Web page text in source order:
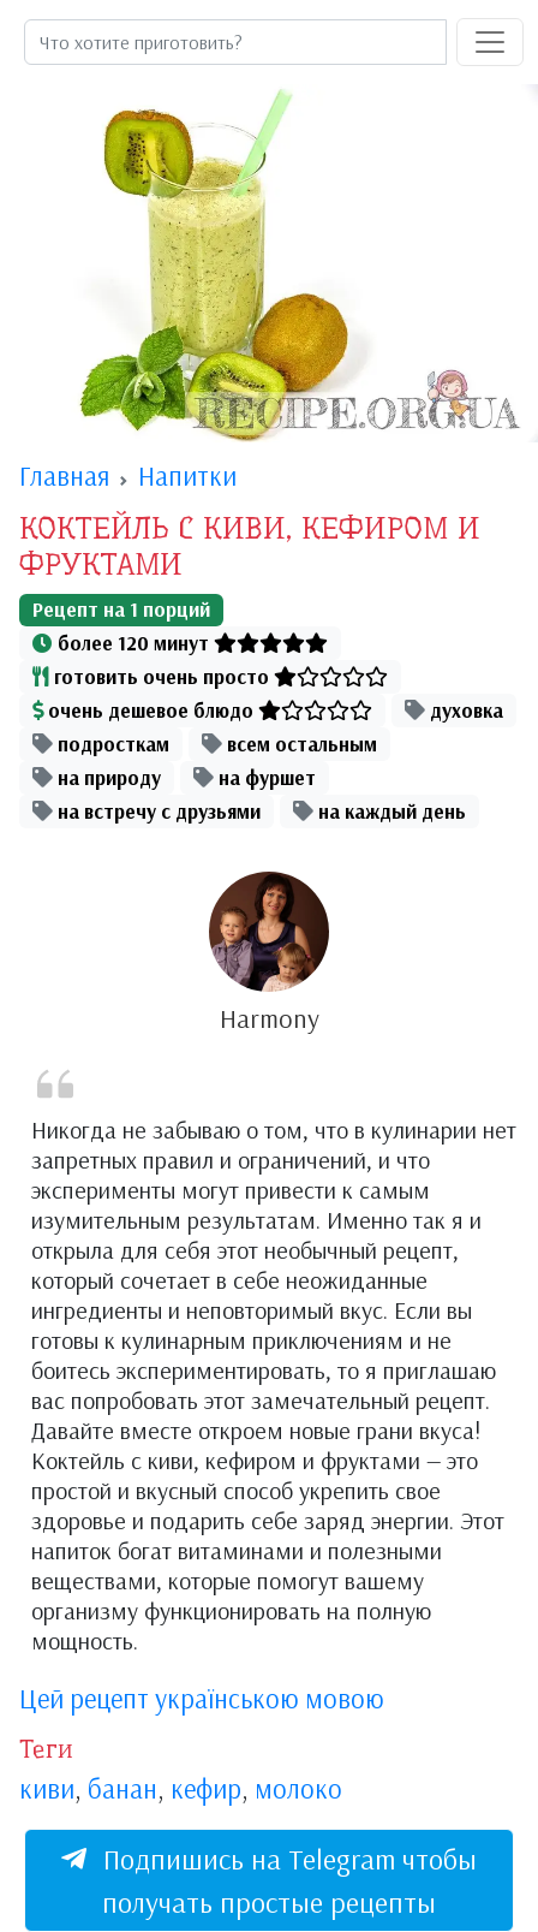
Главная Напитки
КОКТЕЙЛЬ С КИВИ, КЕФИРОМ И
ФРУКТАМИ
Рецепт на 1 порций
более 120 минут
готовить очень просто
очень дешевое блюдо
духовка
подросткам
всем остальным
на природу
на фуршет
на встречу с друзьями
на каждый день
Harmony
Никогда не забываю о том, что в кулинарии нет
запретных правил и ограничений, и что
эксперименты могут привести к самым
изумительным результатам. Именно так я и
открыла для себя этот необычный рецепт,
который сочетает в себе неожиданные
ингредиенты и неповторимый вкус. Если вы
готовы к кулинарным приключениям и не
боитесь экспериментировать, то я приглашаю
вас попробовать этот замечательный рецепт.
Давайте вместе откроем новые грани вкуса!
Коктейль с киви, кефиром и фруктами — это
простой и вкусный способ укрепить свое
здоровье и подарить себе заряд энергии. Этот
напиток богат витаминами и полезными
веществами, которые помогут вашему
организму функционировать на полную
мощность.
Цей рецепт українською мовою
Теги
киви, банан, кефир, молоко
Подпишись на Telegram чтобы
получать простые рецепты